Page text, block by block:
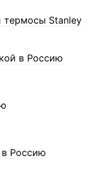
термосы Stanley
в Россию
в Россию